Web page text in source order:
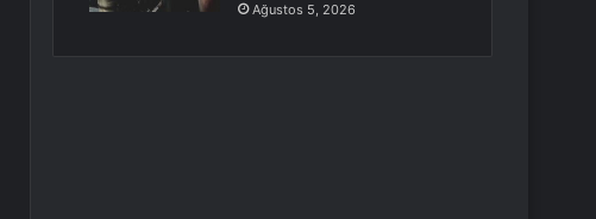
Ağustos 5, 2026